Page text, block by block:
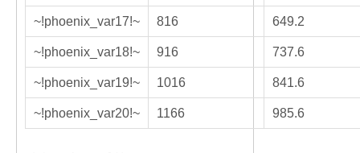
~!phoenix_var17!~ 816 649.2
~!phoenix_var18!~ 916 737.6
~!phoenix_var19!~ 1016 841.6
~!phoenix_var20!~ 1166 985.6